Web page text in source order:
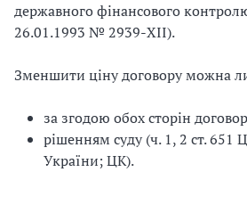
державного фінансового
26.01.1993 № 2939-XII).
Зменшити ціну договору можна
за згодою обох сторін
рішенням суду (ч. 1, 2 ст. 651
України; ЦК).